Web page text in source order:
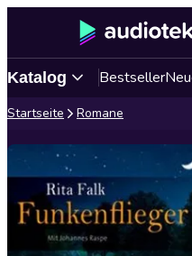
Katalog Bestseller
Startseite Romane